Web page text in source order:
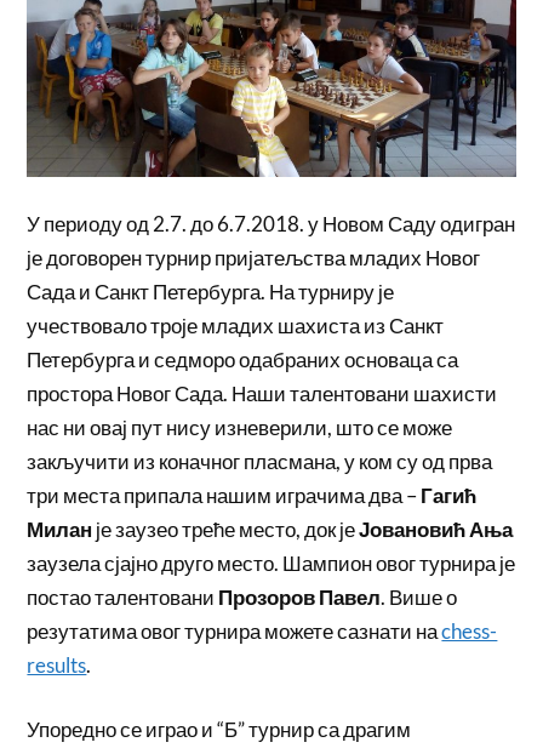
У периоду од 2.7. до 6.7.2018. у Новом Саду одигран
је договорен турнир пријатељства младих Новог
Сада и Санкт Петербурга. На турниру је
учествовало троје младих шахиста из Санкт
Петербурга и седморо одабраних основаца са
простора Новог Сада. Наши талентовани шахисти
нас ни овај пут нису изневерили, што се може
закључити из коначног пласмана, у ком су од прва
три места припала нашим играчима два –Гагић
Милан је заузео треће место, док јеЈовановић Ања
заузела сјајно друго место. Шампион овог турнира је
постао талентовани Прозоров Павел. Више о
резутатима овог турнира можете сазнати наchess-
results.
Упоредно се играо и “Б” турнир са драгим